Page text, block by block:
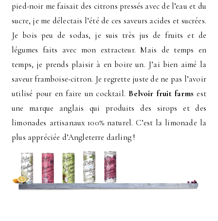
pied-noir me faisait des citrons pressés avec de l’eau et du
sucre, je me délectais l’été de ces saveurs acides et sucrées.
Je bois peu de sodas, je suis très jus de fruits et de
légumes faits avec mon extracteur. Mais de temps en
temps, je prends plaisir à en boire un. J’ai bien aimé la
saveur framboise-citron. Je regrette juste de ne pas l’avoir
utilisé pour en faire un cocktail. Belvoir fruit farms est
une marque anglais qui produits des sirops et des
limonades artisanaux 100% naturel. C’est la limonade la
plus appréciée d’Angleterre darling !